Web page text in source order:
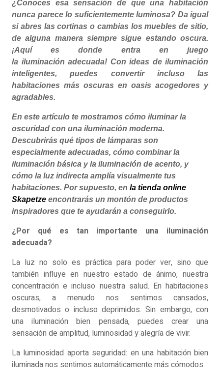
¿Conoces esa sensación de que una habitación
nunca parece lo suficientemente luminosa? Da igual
si abres las cortinas o cambias los muebles de sitio,
de alguna manera siempre sigue estando oscura.
¡Aquí es donde entra en juego
la iluminación adecuada! Con ideas de iluminación
inteligentes, puedes convertir incluso las
habitaciones más oscuras en oasis acogedores y
agradables.
En este artículo te mostramos cómo iluminar la
oscuridad con una iluminación moderna.
Descubrirás qué tipos de lámparas son
especialmente adecuadas, cómo combinar la
iluminación básica y la iluminación de acento, y
cómo la luz indirecta amplía visualmente tus
habitaciones. Por supuesto, en la tienda online
Skapetze encontrarás un montón de productos
inspiradores que te ayudarán a conseguirlo.
¿Por qué es tan importante una iluminación
adecuada?
La luz no solo es práctica para poder ver, sino que
también influye en nuestro estado de ánimo, nuestra
concentración e incluso nuestra salud. En habitaciones
oscuras, a menudo nos sentimos cansados,
desmotivados o incluso deprimidos. Sin embargo, con
una iluminación bien pensada, puedes crear una
sensación de amplitud, luminosidad y alegría de vivir.
La luminosidad aporta seguridad: en una habitación bien
iluminada nos sentimos automáticamente más cómodos.